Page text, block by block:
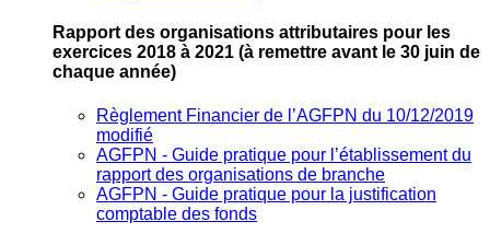
Rapport des organisations attributaires pour les
exercices 2018 à 2021 (à remettre avant le 30 juin de
chaque année)
Règlement Financier de l’AGFPN du 10/12/2019
modifié
AGFPN ‐ Guide pratique pour l’établissement du
rapport des organisations de branche
AGFPN ‐ Guide pratique pour la justification
comptable des fonds